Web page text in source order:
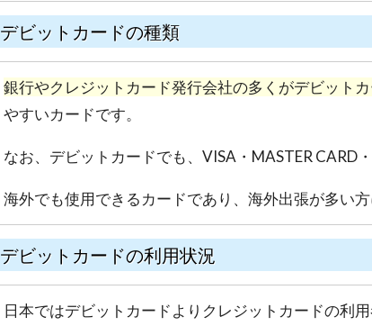
デビットカードの種類
銀行やクレジットカード発行会社の多くがデビット
やすいカードです。
なお、デビットカードでも、VISA・MASTER CARD
海外でも使用できるカードであり、海外出張が多い
デビットカードの利用状況
日本ではデビットカードよりクレジットカードの利